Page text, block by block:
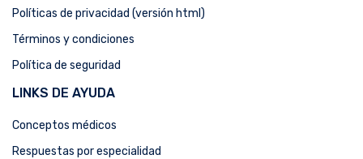
Políticas de privacidad (versión html)
Términos y condiciones
Política de seguridad
LINKS DE AYUDA
Conceptos médicos
Respuestas por especialidad